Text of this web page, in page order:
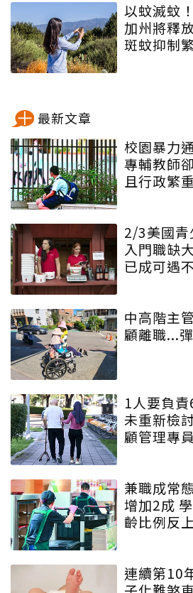
以蚊滅蚊
加州將釋
斑蚊抑制
最新文章
校園暴力
專輔教師
且行政繁
2/3美國青
入門職缺
已成可遇
中高階主
顧離職...
1人要負
未重新檢
顧管理專
兼職成常
增加2成
齡比例反
連續第10